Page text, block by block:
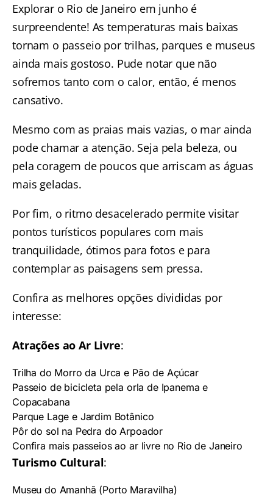
Explorar o Rio de Janeiro em junho é
surpreendente! As temperaturas mais baixas
tornam o passeio por trilhas, parques e museus
ainda mais gostoso. Pude notar que não
sofremos tanto com o calor, então, é menos
cansativo.
Mesmo com as praias mais vazias, o mar ainda
pode chamar a atenção. Seja pela beleza, ou
pela coragem de poucos que arriscam as águas
mais geladas.
Por fim, o ritmo desacelerado permite visitar
pontos turísticos populares com mais
tranquilidade, ótimos para fotos e para
contemplar as paisagens sem pressa.
Confira as melhores opções divididas por
interesse:
Atrações ao Ar Livre:
Trilha do Morro da Urca e Pão de Açúcar
Passeio de bicicleta pela orla de Ipanema e
Copacabana
Parque Lage e Jardim Botânico
Pôr do sol na Pedra do Arpoador
Confira mais passeios ao ar livre no Rio de Janeiro
Turismo Cultural:
Museu do Amanhã (Porto Maravilha)